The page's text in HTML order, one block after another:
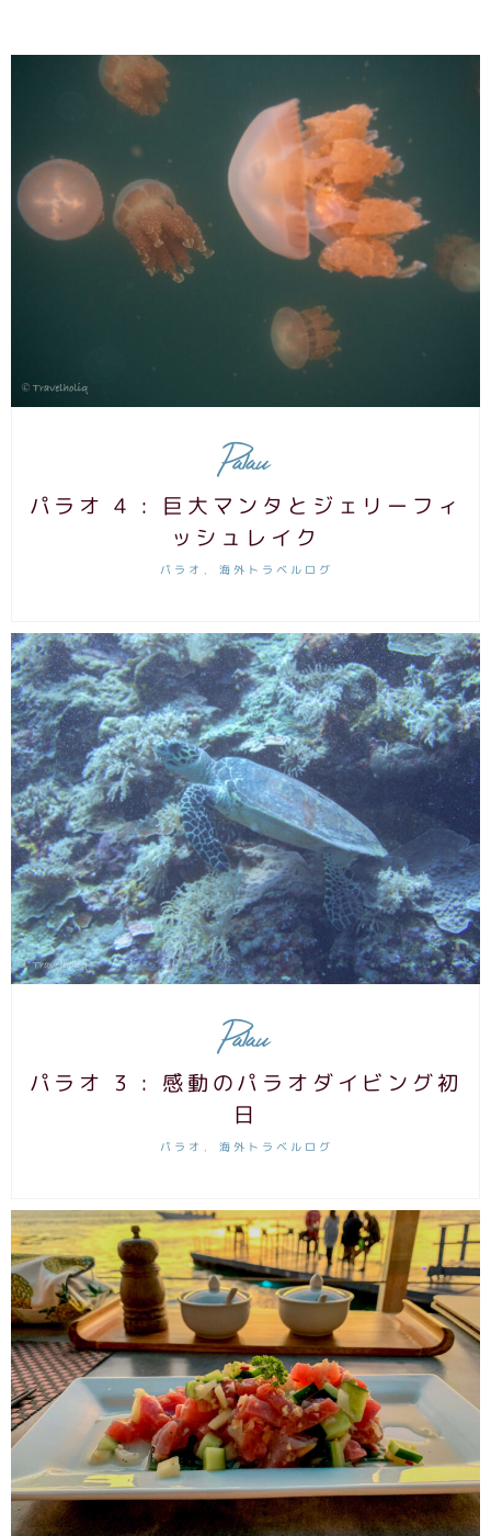
Palau
パラオ 4 : 巨大マンタとジェリーフィ
ッシュレイク
パラオ , 海外トラベルログ
Palau
パラオ 3 : 感動のパラオダイビング初
日
パラオ , 海外トラベルログ